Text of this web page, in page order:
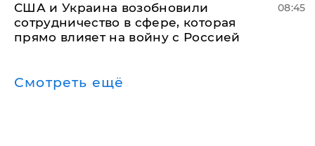
США и Украина возобновили
сотрудничество в сфере, которая
прямо влияет на войну с Россией
08:45
Смотреть ещё